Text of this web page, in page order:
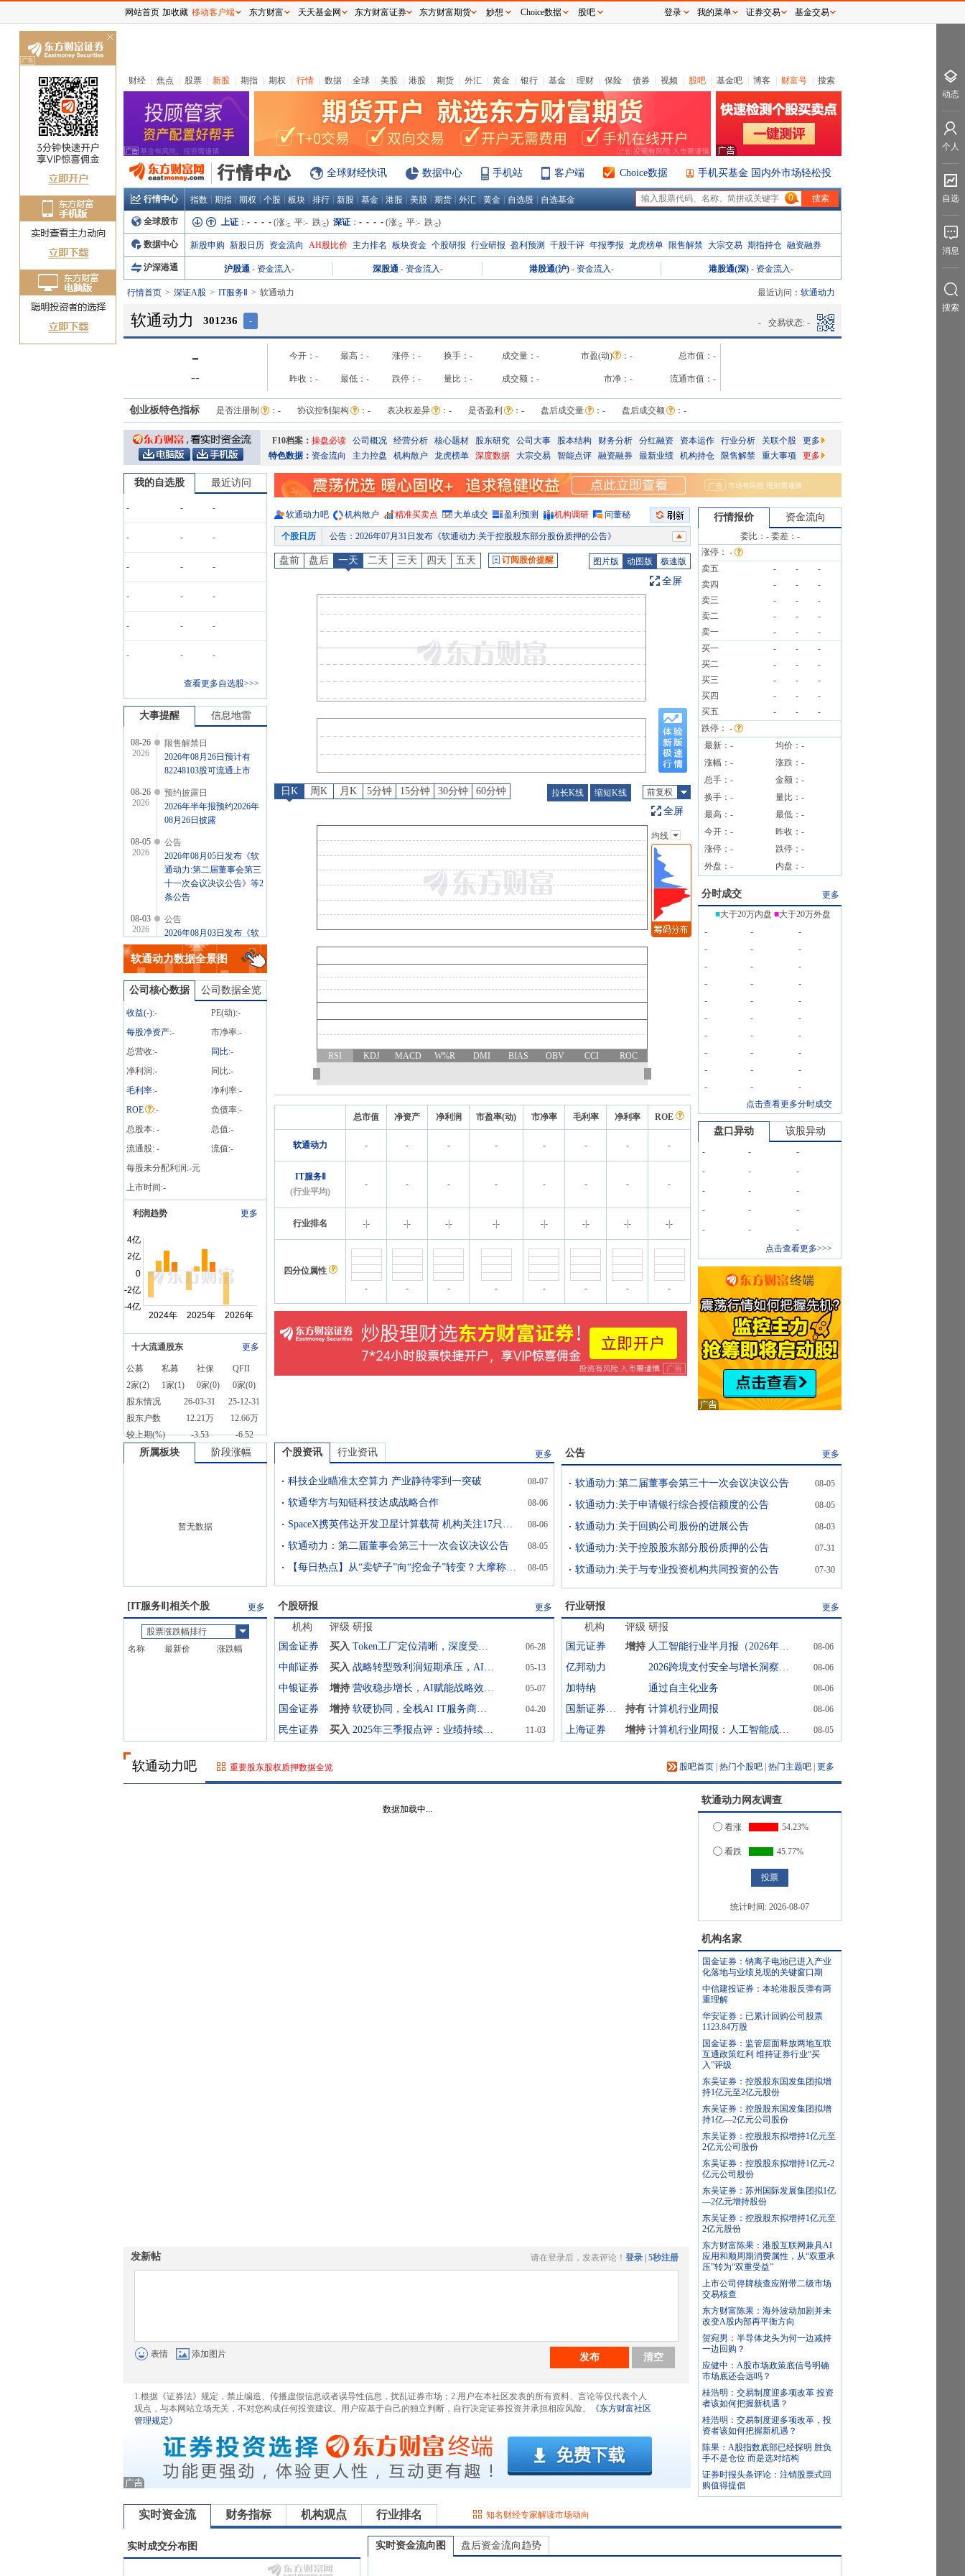
财经 焦点 股票 新股 期指 期权 行情 数据 全球 美股 港股 期货 外汇 黄金 银行 基金 理财 保险 债券 视频 股吧 基金吧 博客 财富号 搜索
全球财经快讯 数据中心 手机站 客户端 Choice数据 手机买基金 国内外市场轻松投
行情中心 指数 期指 期权 个股 板块 排行 新股 基金 港股 美股 期货 外汇 黄金 自选股 自选基金 0
全球股市 上证 ： - - - - (涨:- 平:- 跌:-) 深证 ： - - - - (涨:- 平:- 跌:-)
数据中心 新股申购 新股日历 资金流向 AH股比价 主力排名 板块资金 个股研报 行业研报 盈利预测 千股千评 年报季报 龙虎榜单 限售解禁 大宗交易 期指持仓 融资融券
沪深港通 沪股通 - 资金流入- 深股通 - 资金流入- 港股通(沪) - 资金流入- 港股通(深) - 资金流入-
行情首页 深证A股 IT服务Ⅱ 软通动力 最近访问： 软通动力
软通动力 301236 - - 交易状态: -
-
--
今开： - 最高： - 涨停： - 换手： - 成交量： - 市盈(动) ： - 总市值： -
昨收： - 最低： - 跌停： - 量比： - 成交额： - 市净： - 流通市值： -
创业板特色指标 是否注册制 ： - 协议控制架构 ： - 表决权差异 ： - 是否盈利 ： - 盘后成交量 ： - 盘后成交额 ： -
F10档案： 操盘必读 公司概况 经营分析 核心题材 股东研究 公司大事 股本结构 财务分析 分红融资 资本运作 行业分析 关联个股
更多
特色数据： 资金流向 主力控盘 机构散户 龙虎榜单 深度数据 大宗交易 智能点评 融资融券 最新业绩 机构持仓 限售解禁 重大事项 更多
我的自选股 最近访问
- - -
- - -
- - -
- - -
- - -
- - -
查看更多自选股>>>
大事提醒 信息地雷
08-26
2026
限售解禁日
2026年08月26日预计有
82248103股可流通上市
08-26
2026
预约披露日
2026年半年报预约2026年
08月26日披露
08-05
2026
公告
2026年08月05日发布《软
通动力:第二届董事会第三
十一次会议决议公告》等2
条公告
08-03
2026
公告
2026年08月03日发布《软
通动力:关于回购公司股份
的进展公告》
软通动力数据全景图
公司核心数据 公司数据全览
收益(-):- PE(动):-
每股净资产:- 市净率:-
总营收:- 同比:-
净利润:- 同比:-
毛利率:- 净利率:-
ROE
:- 负债率:-
总股本: - 总值:-
流通股: - 流值:-
每股未分配利润:-元
上市时间:-
利润趋势 更多
十大流通股东 更多
公募 私募 社保
QFII
2家(2) 1家(1) 0家(0) 0家(0)
股东情况
26-03-31
25-12-31
股东户数
12.21万
12.66万
较上期(%)
-3.53 -6.52
软通动力吧 机构散户 精准买卖点 大单成交 盈利预测 机构调研 问董秘
个股日历 股权质押：截止2026年07月31日质押总比例13.08%，质押总股数1.35亿股，质押总笔数13笔
股权质押：刘天文自2026-07-30起质押660万股，占所持股比例为3.01%，占总股本比0.64%，累计质押1.354亿股，占所持股比例为61.77%，占总股本比13.08%
并购重组
为促进软通动力信息技术(集团)股份有限公司(以下简称“公司”)的长远发展,借助专业投资机构的资源优势,进一步拓宽公司行业领域、提升综合竞争力,在不影响公司日常经营和发展、有效控制投资风险的前提下,公司的全资子公司北京软通旭天科技发展有限公司(以下简称“软通旭天”)作为有限合伙人以自有资金人民币4,000万元(不含管理费)参与投资共青城坚持盛启创业投资合伙企业(有限合伙)(以下简称“合伙企业”、“基金”)。
公告：2026年07月30日发布《软通动力:关于与专业投资机构共同投资的公告》
限售解禁日：2026年08月26日预计有82248103股可流通上市
预约披露日：2026年半年报预约2026年08月26日披露
公告：2026年08月05日发布《软通动力:第二届董事会第三十一次会议决议公告》等2条公告
公告：2026年07月31日发布《软通动力:关于控股股东部分股份质押的公告》
盘前 盘后 一天 二天 三天 四天 五天 订阅股价提醒 图片版 动图版 极速版
全屏
日K 周K 月K 5分钟 15分钟 30分钟 60分钟 拉长K线 缩短K线 前复权
全屏
主图指标
均线
EXPMA
SAR
BBI
RSI KDJ MACD W%R DMI BIAS OBV CCI ROC
均线
总市值 净资产 净利润 市盈率(动) 市净率 毛利率 净利率 ROE
软通动力 - - - - - - - -
IT服务Ⅱ
(行业平均)
- - - - - - - -
行业排名 -- -- -|- -- -|- -|- -|- --
四分位属性
-
- - - - - - -
行情报价 资金流向
委比： -委差： -
涨停： -
卖五
- -
-
卖四
- -
-
卖三
- -
-
卖二
- -
-
卖一
- -
-
买一
- -
-
买二
- -
-
买三
- -
-
买四
- -
-
买五
- -
-
跌停： -
最新： - 均价： -
涨幅： - 涨跌： -
总手： - 金额： -
换手： - 量比： -
最高： - 最低： -
今开： - 昨收： -
涨停： - 跌停： -
外盘： - 内盘： -
分时成交
更多
■大于20万内盘 ■大于20万外盘
-
-
-
-
-
-
-
-
-
-
-
-
-
-
-
-
-
-
-
-
-
-
-
-
-
-
-
-
-
-
点击查看更多分时成交
盘口异动 该股异动
- -
-
-
-
-
-
-
-
-
-
-
-
-
-
点击查看更多>>>
所属板块 阶段涨幅
暂无数据
个股资讯 行业资讯 更多
科技企业瞄准太空算力 产业静待零到一突破 08-07
软通华方与知链科技达成战略合作 08-06
SpaceX携英伟达开发卫星计算载荷 机构关注17只概念股 08-06
软通动力：第二届董事会第三十一次会议决议公告 08-05
【每日热点】从“卖铲子”向“挖金子”转变？大摩称前期调整只是AI投资的“半场休息” 08-05
公告 更多
软通动力:第二届董事会第三十一次会议决议公告 08-05
软通动力:关于申请银行综合授信额度的公告 08-05
软通动力:关于回购公司股份的进展公告 08-03
软通动力:关于控股股东部分股份质押的公告 07-31
软通动力:关于与专业投资机构共同投资的公告 07-30
[IT服务Ⅱ ]相关个股 更多
股票涨跌幅排行
名称
最新价 涨跌幅
个股研报 更多
机构 评级 研报
国金证券
买入 Token工厂定位清晰，深度受益模型商业化 06-28
中邮证券 买入 战略转型致利润短期承压，AI算力打开增长空间 05-13
中银证券 增持 营收稳步增长，AI赋能战略效果显著 05-07
国金证券 增持 软硬协同，全栈AI IT服务商再启航 04-20
民生证券 买入 2025年三季报点评：业绩持续改善，软硬结合打造长期成长动能 11-03
行业研报 更多
机构 评级 研报
国元证券
增持 人工智能行业半月报（2026年7月第2期）：Kimi K3发布，引领开源大模型发展 08-06
亿邦动力 2026跨境支付安全与增长洞察报告：风控驱动 08-06
加特纳 通过自主化业务 08-06
国新证券股份 持有 计算机行业周报 08-06
上海证券 增持 计算机行业周报：人工智能成为经济增长动力源，国内大模型持续升级 08-05
软通动力吧 重要股东股权质押数据全览 股吧首页 热门个股吧 热门主题吧 更多
发新帖 请在登录后，发表评论！ 登录 5秒注册
表情 添加图片 发布 清空
1.根据《证券法》规定，禁止编造、传播虚假信息或者误导性信息，扰乱证券市场；2.用户在本社区发表的所有资料、言论等仅代表个人
观点，与本网站立场无关，不对您构成任何投资建议。用户应基于自己的独立判断，自行决定证券投资并承担相应风险。
《东方财富社区
管理规定》
软通动力 网友调查
看涨 54.23%
看跌 45.77%
统计时间: 2026-08-07
机构名家
国金证券：钠离子电池已进入产业
化落地与业绩兑现的关键窗口期
中信建投证券：本轮港股反弹有两
重理解
华安证券：已累计回购公司股票
1123.84万股
国金证券：监管层面释放两地互联
互通政策红利 维持证券行业“买
入”评级
东吴证券：控股股东国发集团拟增
持1亿元至2亿元股份
东吴证券：控股股东国发集团拟增
持1亿—2亿元公司股份
东吴证券：控股股东拟增持1亿元至
2亿元公司股份
东吴证券：控股股东拟增持1亿元-2
亿元公司股份
东吴证券：苏州国际发展集团拟1亿
—2亿元增持股份
东吴证券：控股股东拟增持1亿元至
2亿元股份
东方财富陈果：港股互联网兼具AI
应用和顺周期消费属性，从“双重承
压”转为“双重受益”
上市公司停牌核查应附带二级市场
交易核查
东方财富陈果：海外波动加剧并未
改变A股内部再平衡方向
贺宛男：半导体龙头为何一边减持
一边回购？
应健中：A股市场政策底信号明确
市场底还会远吗？
桂浩明：交易制度迎多项改革 投资
者该如何把握新机遇？
桂浩明：交易制度迎多项改革，投
资者该如何把握新机遇？
陈果：A股指数底部已经探明 胜负
手不是仓位 而是选对结构
证券时报头条评论：注销股票式回
购值得提倡
实时资金流 财务指标 机构观点 行业排名 知名财经专家解读市场动向
实时成交分布图 实时资金流向图 盘后资金流向趋势
网站首页 加收藏 移动客户端 东方财富 天天基金网 东方财富证券 东方财富期货 妙想 Choice数据 股吧 登录 我的菜单 证券交易 基金交易
动态
个人
自选
消息
搜索